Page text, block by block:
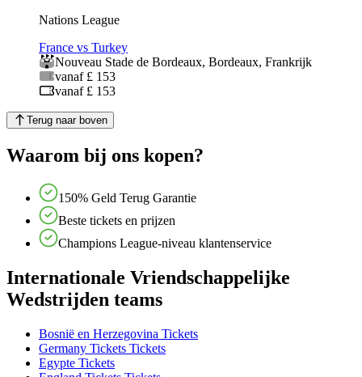
Nations League
France vs Turkey
Nouveau Stade de Bordeaux, Bordeaux, Frankrijk
vanaf £ 153
vanaf £ 153
Terug naar boven
Waarom bij ons kopen?
150% Geld Terug Garantie
Beste tickets en prijzen
Champions League-niveau klantenservice
Internationale Vriendschappelijke
Wedstrijden teams
Bosnië en Herzegovina Tickets
Germany Tickets Tickets
Egypte Tickets